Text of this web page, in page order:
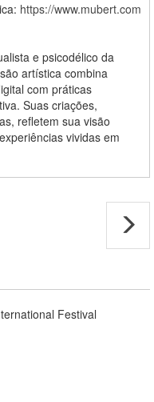
https://www.mubert.com
e psicodélico da
artística combina
com práticas
Suas criações,
refletem sua visão
vividas em
Festival